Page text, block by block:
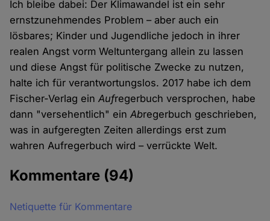
Ich bleibe dabei: Der Klimawandel ist ein sehr
ernstzunehmendes Problem – aber auch ein
lösbares; Kinder und Jugendliche jedoch in ihrer
realen Angst vorm Weltuntergang allein zu lassen
und diese Angst für politische Zwecke zu nutzen,
halte ich für verantwortungslos. 2017 habe ich dem
Fischer-Verlag einAufregerbuch versprochen, habe
dann "versehentlich" einAbregerbuch geschrieben,
was in aufgeregten Zeiten allerdings erst zum
wahren Aufregerbuch wird – verrückte Welt.
Kommentare (94)
Netiquette für Kommentare